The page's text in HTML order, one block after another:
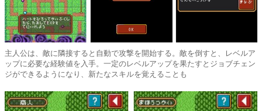
主人公は、敵に隣接すると自動で攻撃を開始する。敵を倒すと、レベルア
ップに必要な経験値を入手。一定のレベルアップを果たすとジョブチェン
ジができるようになり、新たなスキルを覚えることも